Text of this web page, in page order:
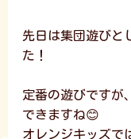
先日は集団遊びと
た！
定番の遊びですが
できますね😊
オレンジキッズで